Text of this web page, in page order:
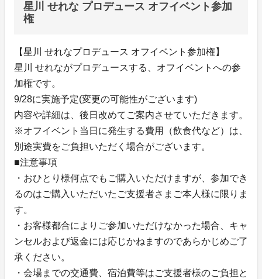
星川 せれな プロデュース オフイベント参加
権
【星川 せれなプロデュース オフイベント参加権】
星川 せれながプロデュースする、オフイベントへの参
加権です。
9/28に実施予定(変更の可能性がございます)
内容や詳細は、後日改めてご案内させていただきます。
※オフイベント当日に発生する費用（飲食代など）は、
別途実費をご負担いただく場合がございます。
■注意事項
・おひとり様何点でもご購入いただけますが、参加でき
るのはご購入いただいたご支援者さまご本人様に限りま
す。
・お客様都合によりご参加いただけなかった場合、キャ
ンセルおよび返金には応じかねますのであらかじめご了
承ください。
・会場までの交通費、宿泊費等はご支援者様のご負担と